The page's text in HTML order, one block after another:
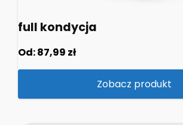
full kondycja
Od:87,99 zł
Zobacz produkt